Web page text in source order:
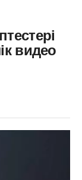
видео